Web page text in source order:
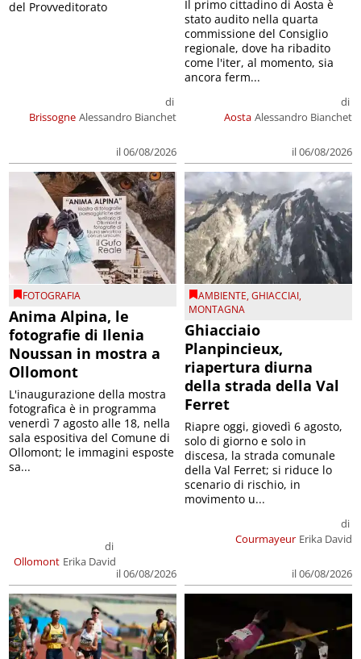
Brissogne
di
Alessandro Bianchet
il 06/08/2026
del Provveditorato
Aosta
di
Alessandro Bianchet
il 06/08/2026
Il primo cittadino di Aosta è
stato audito nella quarta
commissione del Consiglio
regionale, dove ha ribadito
come l'iter, al momento, sia
ancora ferm...
FOTOGRAFIA
Anima Alpina, le
fotografie di Ilenia
Noussan in mostra a
Ollomont
Ollomont
di
Erika David
il 06/08/2026
L'inaugurazione della mostra
fotografica è in programma
venerdì 7 agosto alle 18, nella
sala espositiva del Comune di
Ollomont; le immagini esposte
sa...
AMBIENTE,GHIACCIAI,
MONTAGNA
Ghiacciaio
Planpincieux,
riapertura diurna
della strada della Val
Ferret
Courmayeur
di
Erika David
il 06/08/2026
Riapre oggi, giovedì 6 agosto,
solo di giorno e solo in
discesa, la strada comunale
della Val Ferret; si riduce lo
scenario di rischio, in
movimento u...